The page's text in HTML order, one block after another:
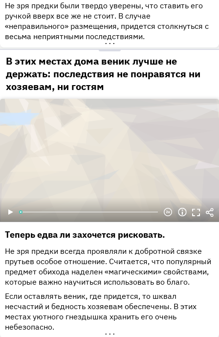
Не зря предки были твердо уверены, что ставить его
ручкой вверх все же не стоит. В случае
«неправильного» размещения, придется столкнуться с
весьма неприятными последствиями.
•••
В этих местах дома веник лучше не
держать: последствия не понравятся ни
хозяевам, ни гостям
Теперь едва ли захочется рисковать.
Не зря предки всегда проявляли к добротной связке
прутьев особое отношение. Считается, что популярный
предмет обихода наделен «магическими» свойствами,
которые важно научиться использовать во благо.
Если оставлять веник, где придется, то шквал
несчастий и бедность хозяевам обеспечены. В этих
местах уютного гнездышка хранить его очень
небезопасно.
•••